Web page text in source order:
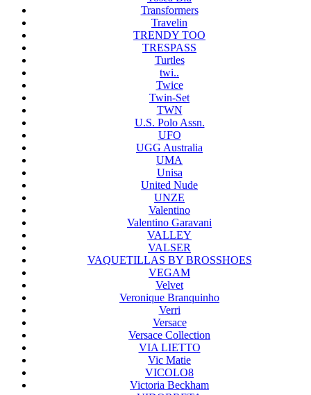
Transformers
Travelin
TRENDY TOO
TRESPASS
Turtles
twi..
Twice
Twin-Set
TWN
U.S. Polo Assn.
UFO
UGG Australia
UMA
Unisa
United Nude
UNZE
Valentino
Valentino Garavani
VALLEY
VALSER
VAQUETILLAS BY BROSSHOES
VEGAM
Velvet
Veronique Branquinho
Verri
Versace
Versace Collection
VIA LIETTO
Vic Matie
VICOLO8
Victoria Beckham